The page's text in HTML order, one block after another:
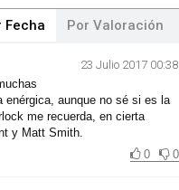
Fecha Por Valoración
23 Julio 2017 00:38
aunque no sé si es la
me recuerda, en cierta
y Matt Smith.
0
0